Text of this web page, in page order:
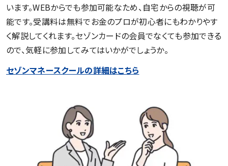
います。WEBからでも参加可能なため、自宅からの視聴が可
能です。受講料は無料でお金のプロが初心者にもわかりやす
く解説してくれます。セゾンカードの会員でなくても参加できる
ので、気軽に参加してみてはいかがでしょうか。
セゾンマネースクールの詳細はこちら